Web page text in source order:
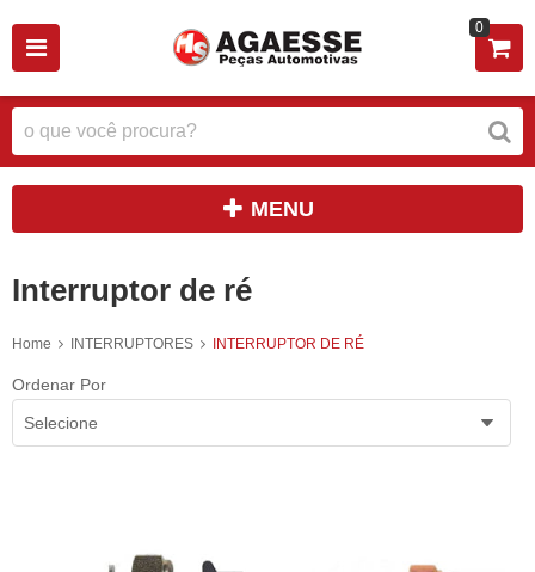
0
MENU
Interruptor de ré
Home INTERRUPTORES INTERRUPTOR DE RÉ
Ordenar Por
Selecione